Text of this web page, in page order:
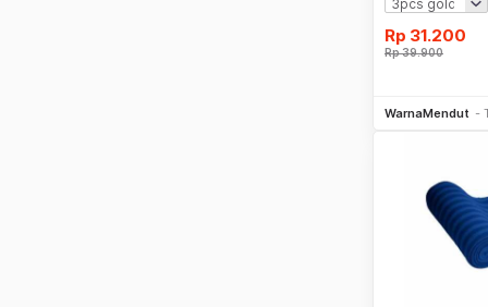
Rp 31.200
Rp39.900
WarnaMendut